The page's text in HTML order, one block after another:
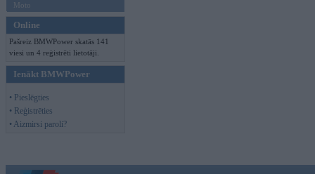
Moto
Online
Pašreiz BMWPower skatās 141
viesi un 4 reģistrēti lietotāji.
Ienākt BMWPower
• Pieslēgties
• Reģistrēties
• Aizmirsi paroli?